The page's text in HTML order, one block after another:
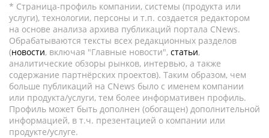
* Страница-профиль компании, системы (продукта или
услуги), технологии, персоны и т.п. создается редактором
на основе анализа архива публикаций портала CNews.
Обрабатываются тексты всех редакционных разделов
(новости, включая "Главные новости", статьи,
аналитические обзоры рынков, интервью, а также
содержание партнёрских проектов). Таким образом, чем
больше публикаций на CNews было с именем компании
или продукта/услуги, тем более информативен профиль.
Профиль может быть дополнен (обогащен) дополнительной
информацией, в т.ч. презентацией о компании или
продукте/услуге.